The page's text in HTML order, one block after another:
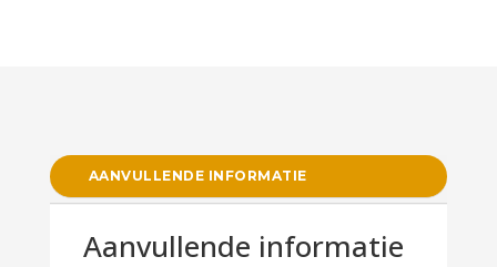
AANVULLENDE INFORMATIE
Aanvullende informatie